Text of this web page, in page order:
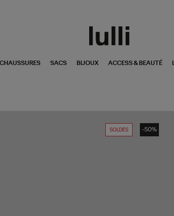
CHAUSSURES SACS BIJOUX ACCESS & BEAUTÉ
SOLDES -50%